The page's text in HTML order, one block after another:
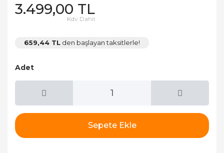
3.499,00 TL
Kdv Dahil
659,44 TL den başlayan taksitlerle!
Adet
Sepete Ekle